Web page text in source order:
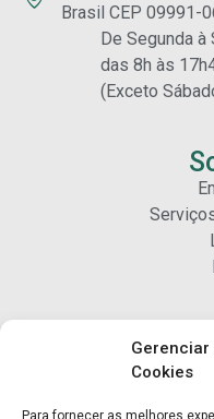
Gerenciar
Cookies
Para fornecer as melhores
Brasil CEP 09991-
De Segunda à
das 8h às
(Exceto